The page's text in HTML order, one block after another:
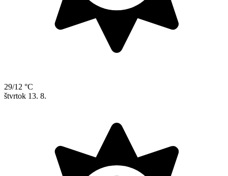
29/12 °C
štvrtok 13. 8.